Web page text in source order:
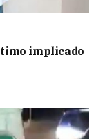
implicado